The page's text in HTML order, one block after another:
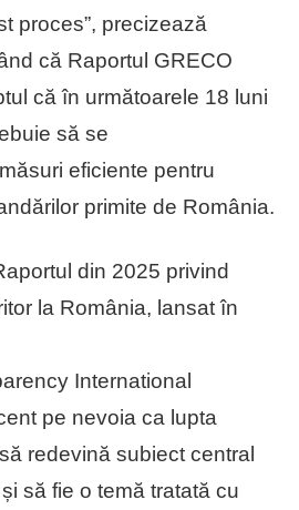
proces”, precizează
că Raportul GRECO
că în următoarele 18 luni
să se
eficiente pentru
primite de România.
din 2025 privind
la România, lansat în
International
pe nevoia ca lupta
redevină subiect central
să fie o temă tratată cu